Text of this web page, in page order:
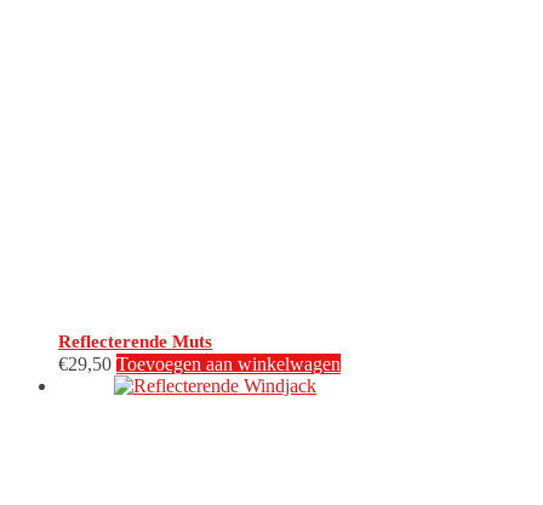
Reflecterende Muts
€29,50 Toevoegen aan winkelwagen